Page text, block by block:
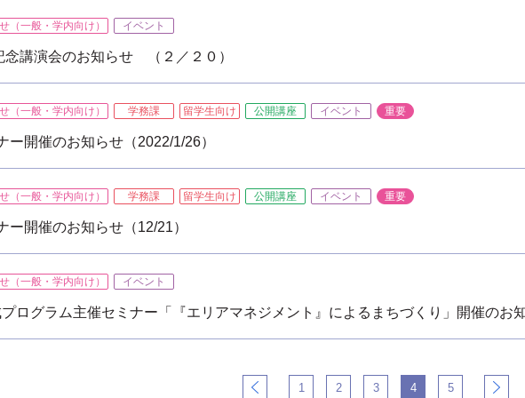
（一般・学内向け） イベント
念講演会のお知らせ （２／２０）
（一般・学内向け） 学務課 留学生向け 公開講座 イベント 重要
ー開催のお知らせ（2022/1/26）
（一般・学内向け） 学務課 留学生向け 公開講座 イベント 重要
ー開催のお知らせ（12/21）
（一般・学内向け） イベント
ログラム主催セミナー「『エリアマネジメント』によるまちづくり」開催のお
1 2 3 4 5